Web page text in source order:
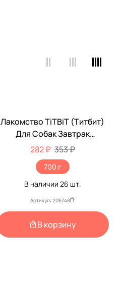
-20%
Лакомство TiTBiT (Титбит)
Для Собак Завтрак
Хрустящий С Индейкой 700г
024942
282 ₽ 353 ₽
700 г
В наличии 26 шт.
Артикул: 206748
В корзину